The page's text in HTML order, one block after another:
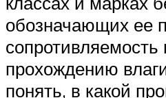
обозначающих ее
прохождению
понять, в какой